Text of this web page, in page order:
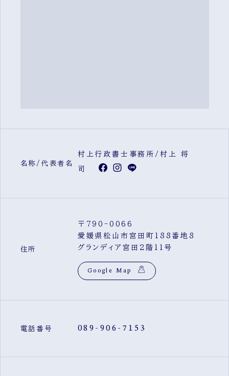
名称/代表者名
村上行政書士事務所/村上 将
司
住所
〒790-0066
愛媛県松山市宮田町188番地8
グランディア宮田2階11号
Google Map
電話番号 089-906-7153